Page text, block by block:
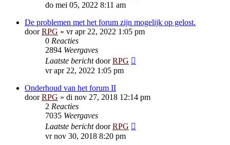
do mei 05, 2022 8:11 am
De problemen met het forum zijn mogelijk op gelost.
doorRPG » vr apr 22, 2022 1:05 pm
0 Reacties
2894 Weergaves
Laatste berichtdoorRPG
vr apr 22, 2022 1:05 pm
Onderhoud van het forum II
doorRPG » di nov 27, 2018 12:14 pm
2 Reacties
7035 Weergaves
Laatste berichtdoorRPG
vr nov 30, 2018 8:20 pm